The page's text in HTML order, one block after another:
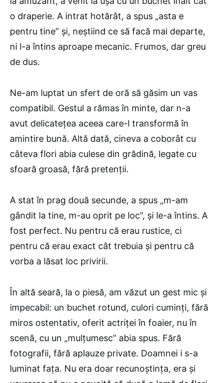
o draperie. A intrat hotărât, a spus „asta e
pentru tine” și, neștiind ce să facă mai departe,
ni l-a întins aproape mecanic. Frumos, dar greu
de dus.
Ne-am luptat un sfert de oră să găsim un vas
compatibil. Gestul a rămas în minte, dar n-a
avut delicatețea aceea care-l transformă în
amintire bună. Altă dată, cineva a coborât cu
câteva flori abia culese din grădină, legate cu
sfoară groasă, fără pretenții.
A stat în prag două secunde, a spus „m-am
gândit la tine, m-au oprit pe loc”, și le-a întins. A
fost perfect. Nu pentru că erau rustice, ci
pentru că erau exact cât trebuia și pentru că
vorba a lăsat loc privirii.
În altă seară, la o piesă, am văzut un gest mic și
impecabil: un buchet rotund, culori cuminți, fără
miros ostentativ, oferit actriței în foaier, nu în
scenă, cu un „mulțumesc” abia spus. Fără
fotografii, fără aplauze private. Doamnei i s-a
luminat fața. Nu era doar recunoștința, era și